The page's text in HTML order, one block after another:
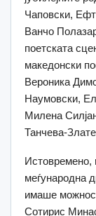
Чаповски,
Ванчо
поетската
македонски
Вероника
Наумовски,
Милена
Танчева-
Истовремено,
меѓународна
имаше
Сотирис